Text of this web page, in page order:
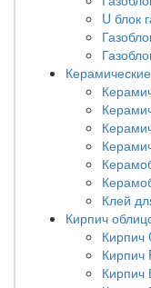
U блок
Клей
Кирпич
Кирпич
Кирпич
Кирпич